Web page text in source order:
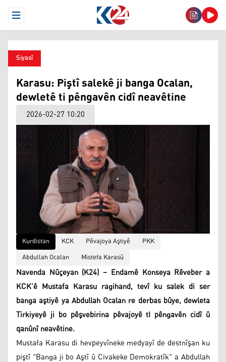
Open Menu
Siyasî
Karasu: Piştî salekê ji banga Ocalan,
dewletê ti pêngavên cidî neavêtine
2026-02-27 10:20
Kurdistan KCK Pêvajoya Aştiyê
PKK
Abdullah Ocalan
Mistefa Karasû
Navenda Nûçeyan (K24) – Endamê Konseya Rêveber a
KCK’ê Mustafa Karasu ragihand, tevî ku salek di ser
banga aştiyê ya Abdullah Ocalan re derbas bûye, dewleta
Tirkiyeyê ji bo pêşvebirina pêvajoyê tI pêngavên cidî û
qanûnî neavêtine.
Mustafa Karasu di hevpeyvîneke medyayî de destnîşan ku
piştî "Banga ji bo Aştî û Civakeke Demokratîk" a Abdullah